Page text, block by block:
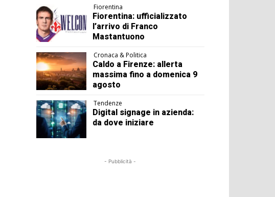
Fiorentina
Fiorentina: ufficializzato
l’arrivo di Franco
Mastantuono
Cronaca & Politica
Caldo a Firenze: allerta
massima fino a domenica 9
agosto
Tendenze
Digital signage in azienda:
da dove iniziare
- Pubblicità -